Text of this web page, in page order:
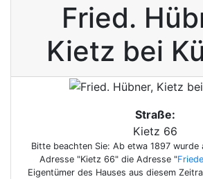
Fried.
Kietz bei
Straße:
Kietz 66
Bitte beachten Sie: Ab etwa 1897 wurde
Adresse "Kietz 66" die Adresse "
Eigentümer des Hauses aus diesem